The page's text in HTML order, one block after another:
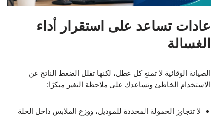
عادات تساعد على استقرار أداء
الغسالة
الصيانة الوقائية لا تمنع كل عطل، لكنها تقلل الضغط الناتج عن
الاستخدام الخاطئ وتساعدك على ملاحظة التغير مبكرًا:
لا تتجاوز الحمولة المحددة للموديل، ووزع الملابس داخل الحلة